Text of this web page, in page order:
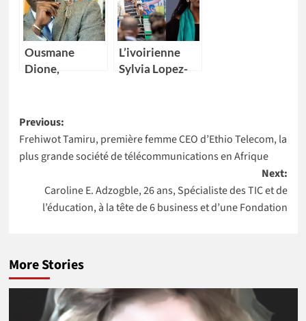
l’Africa Food
Prize 2020
Ghana
Ousmane
Dione,
de la Banque
mondiale pour
4 pays Africains
L’ivoirienne
Sylvia Lopez-
Nations Unies
au Maroc
Post
navigation
Previous:
Frehiwot Tamiru, première femme CEO d’Ethio Telecom, la
plus grande société de télécommunications en Afrique
Next:
Caroline E. Adzogble, 26 ans, Spécialiste des TIC et de
l’éducation, à la tête de 6 business et d’une Fondation
More Stories